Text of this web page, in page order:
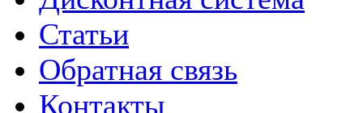
Статьи
Обратная связь
Контакты